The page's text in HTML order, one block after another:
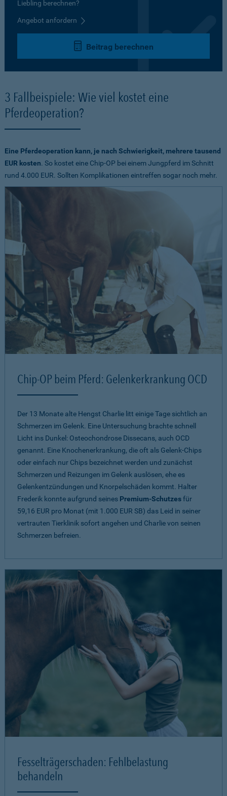
Liebling berechnen?
Angebot anfordern
Beitrag berechnen
3 Fallbeispiele: Wie viel kostet eine
Pferdeoperation?
Eine Pferdeoperation kann, je nach Schwierigkeit, mehrere tausend
EUR kosten. So kostet eine Chip-OP bei einem Jungpferd im Schnitt
rund 4.000 EUR. Sollten Komplikationen eintreffen sogar noch mehr.
Chip-OP beim Pferd: Gelenkerkrankung OCD
Der 13 Monate alte Hengst Charlie litt einige Tage sichtlich an
Schmerzen im Gelenk. Eine Untersuchung brachte schnell
Licht ins Dunkel: Osteochondrose Dissecans, auch OCD
genannt. Eine Knochenerkrankung, die oft als Gelenk-Chips
oder einfach nur Chips bezeichnet werden und zunächst
Schmerzen und Reizungen im Gelenk auslösen, ehe es
Gelenkentzündungen und Knorpelschäden kommt. Halter
Frederik konnte aufgrund seines Premium-Schutzesfür
59,16 EUR pro Monat (mit 1.000 EUR SB) das Leid in seiner
vertrauten Tierklinik sofort angehen und Charlie von seinen
Schmerzen befreien.
Fesselträgerschaden: Fehlbelastung
behandeln